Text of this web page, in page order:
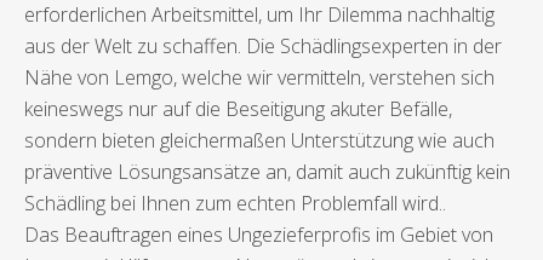
erforderlichen Arbeitsmittel, um Ihr Dilemma nachhaltig
aus der Welt zu schaffen. Die Schädlingsexperten in der
Nähe von Lemgo, welche wir vermitteln, verstehen sich
keineswegs nur auf die Beseitigung akuter Befälle,
sondern bieten gleichermaßen Unterstützung wie auch
präventive Lösungsansätze an, damit auch zukünftig kein
Schädling bei Ihnen zum echten Problemfall wird..
Das Beauftragen eines Ungezieferprofis im Gebiet von